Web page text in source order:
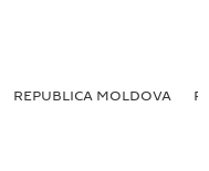
REPUBLICA MOLDOVA